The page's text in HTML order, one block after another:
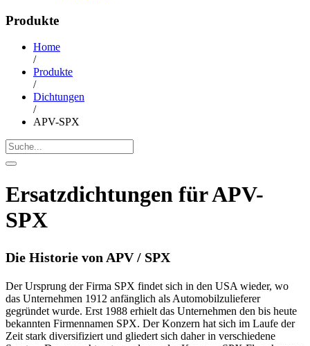
Produkte
Home
/
Produkte
/
Dichtungen
/
APV-SPX
Ersatzdichtungen fürAPV-
SPX
Die Historie von APV / SPX
Der Ursprung der Firma SPX findet sich in den USA wieder, wo
das Unternehmen 1912 anfänglich als Automobilzulieferer
gegründet wurde. Erst 1988 erhielt das Unternehmen den bis heute
bekannten Firmennamen SPX. Der Konzern hat sich im Laufe der
Zeit stark diversifiziert und gliedert sich daher in verschiedene